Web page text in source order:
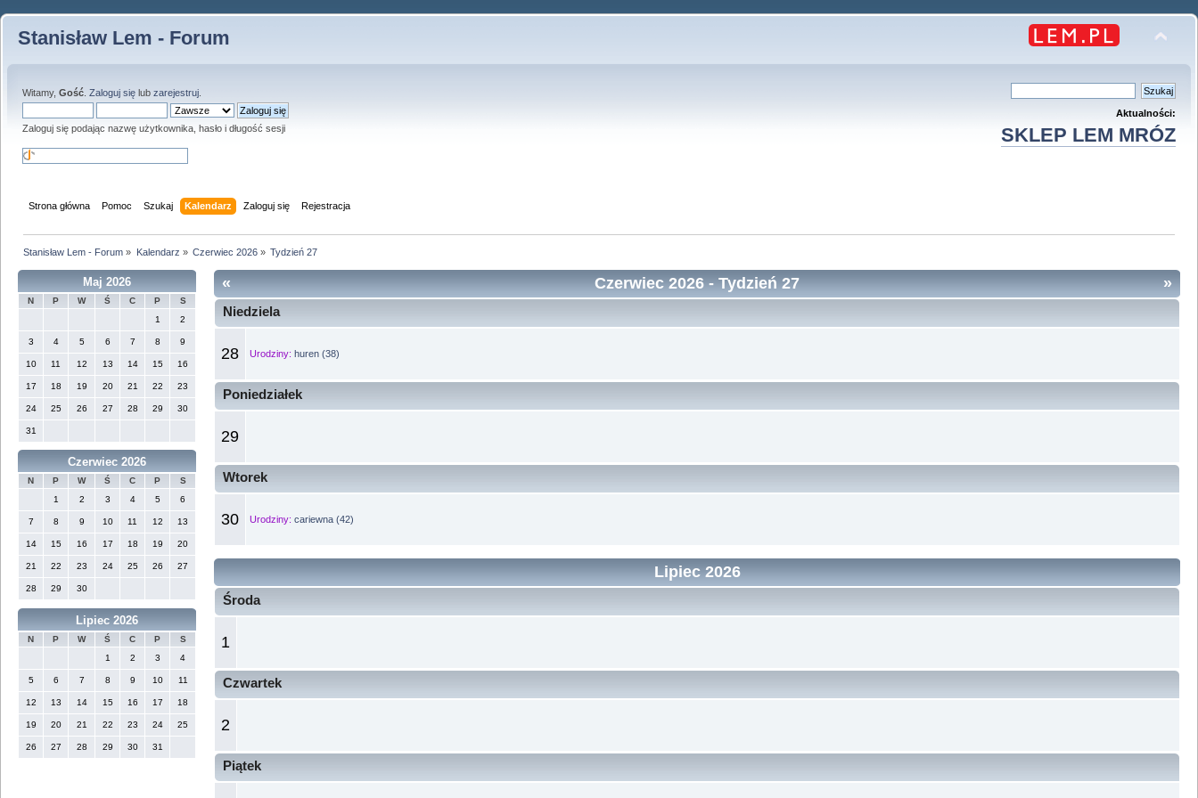
Stanisław Lem - Forum
Witamy, Gość Zaloguj się lub zarejestruj
Zaloguj się podając nazwę użytkownika, hasło i długość sesji
Aktualności:
SKLEP LEM MRÓZ
Strona główna Pomoc Szukaj Kalendarz Zaloguj się Rejestracja
Stanisław Lem - Forum » Kalendarz » Czerwiec 2026» Tydzień 27
Maj 2026
N P W Ś C P
S
1
2
3 4 5 6 7 8 9
10 11 12 13 14 15 16
17 18 19 20 21 22 23
24 25 26 27 28 29 30
31
Czerwiec 2026
N P W Ś C P
S
1
2 3 4 5 6
7 8 9 10 11 12 13
14 15 16 17 18 19 20
21 22 23 24 25 26 27
28 29 30
Lipiec 2026
N P W Ś C P
S
1
2 3 4
5 6 7 8 9 10 11
12 13 14 15 16 17 18
19 20 21 22 23 24 25
26 27 28 29 30 31
« »
Czerwiec 2026- Tydzień 27
Niedziela
28 Urodziny: huren (38)
Poniedziałek
29
Wtorek
30 Urodziny: cariewna (42)
Lipiec 2026
Środa
1
Czwartek
2
Piątek